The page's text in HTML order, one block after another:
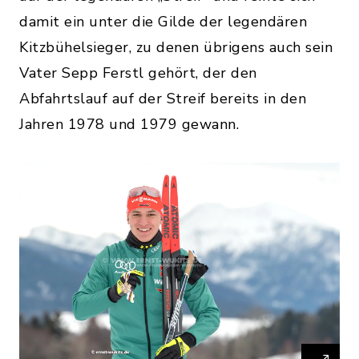
damit ein unter die Gilde der legendären
Kitzbühelsieger, zu denen übrigens auch sein
Vater Sepp Ferstl gehört, der den
Abfahrtslauf auf der Streif bereits in den
Jahren 1978 und 1979 gewann.